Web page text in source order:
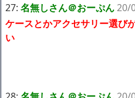
27: 名無しさん＠おーぷん20/
ケースとかアクセサリー選び
い